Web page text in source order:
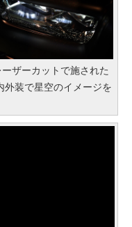
ザーカットで施された
外装で星空のイメージを